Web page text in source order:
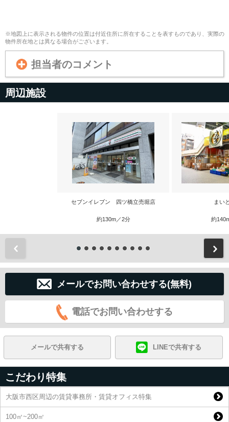
※地図上に表示される物件の位置は付近住所に所在することを表すものであり、実際の
物件所在地とは異なる場合がございます。
担当者のコメント
周辺施設
セブンイレブン 四ツ橋立売堀店
約130m／2分
まい
約
メールでお問い合わせする(無料)
電話でお問い合わせする
メールで共有する LINEで共有する
こだわり特集
大阪市西区周辺の賃貸事務所・賃貸オフィス特集
100㎡~200㎡